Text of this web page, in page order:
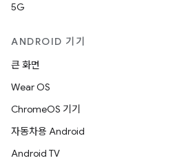
5G
ANDROID 기기
큰 화면
Wear OS
ChromeOS 기기
자동차용 Android
Android TV